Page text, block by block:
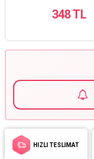
348 TL
HIZLI TESLİMAT